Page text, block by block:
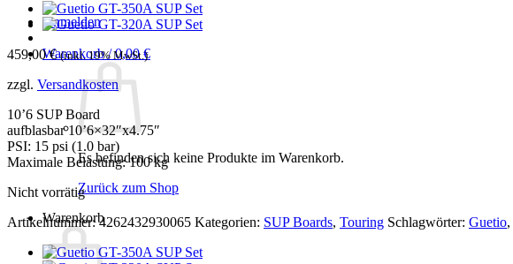
Anmelden
Warenkorb /0,00€
Es befinden sich keine Produkte im Warenkorb.
Zurück zum Shop
Warenkorb
459,00€ (inkl. 19% MwSt.)
zzgl. Versandkosten
10’6 SUP Board
aufblasbar 10’6×32″x4.75″
PSI: 15 psi (1.0 bar)
Maximale Belastung: 100 kg
Nicht vorrätig
Artikelnummer:4262432930065 Kategorien: SUP Boards, Touring Schlagwörter: Guetio,